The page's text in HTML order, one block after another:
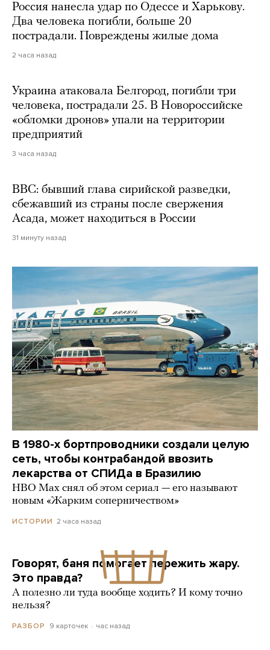
Россия нанесла удар по Одессе и Харькову.
Два человека погибли, больше 20
пострадали. Повреждены жилые дома
2 часа назад
Украина атаковала Белгород, погибли три
человека, пострадали 25. В Новороссийске
«обломки дронов» упали на территории
предприятий
3 часа назад
BBC: бывший глава сирийской разведки,
сбежавший из страны после свержения
Асада, может находиться в России
31 минуту назад
В 1980-х бортпроводники создали целую
сеть, чтобы контрабандой ввозить
лекарства от СПИДа в Бразилию
HBO Max снял об этом сериал — его называют
новым «Жарким соперничеством»
ИСТОРИИ 2 часа назад
Говорят, баня помогает пережить жару.
Это правда?
А полезно ли туда вообще ходить? И кому точно
нельзя?
РАЗБОР 9 карточек час назад